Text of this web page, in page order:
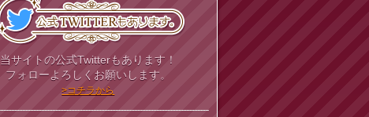
当サイトの公式Twitterもあります！
フォローよろしくお願いします。
>コチラから